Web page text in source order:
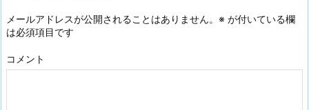
メールアドレスが公開されることはありません。 ※ が付いている欄
は必須項目です
コメント